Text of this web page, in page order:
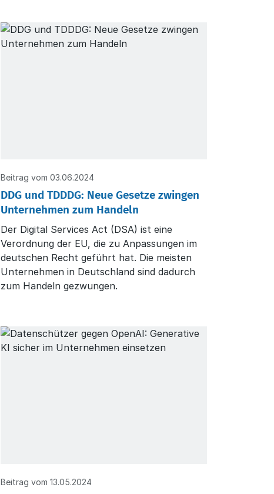
Beitrag vom 03.06.2024
DDG und TDDDG: Neue Gesetze zwingen
Unternehmen zum Handeln
Der Digital Services Act (DSA) ist eine
Verordnung der EU, die zu Anpassungen im
deutschen Recht geführt hat. Die meisten
Unternehmen in Deutschland sind dadurch
zum Handeln gezwungen.
Beitrag vom 13.05.2024